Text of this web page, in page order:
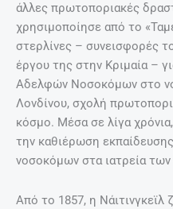
άλλες πρωτοποριακές
χρησιμοποίησε από το
στερλίνες – συνεισφορές
έργου της στην Κριμαία –
Αδελφών Νοσοκόμων στο
Λονδίνου, σχολή
κόσμο. Μέσα σε λίγα
την καθιέρωση
νοσοκόμων στα ιατρεία
Από το 1857, η Νάιτινγκεϊλ